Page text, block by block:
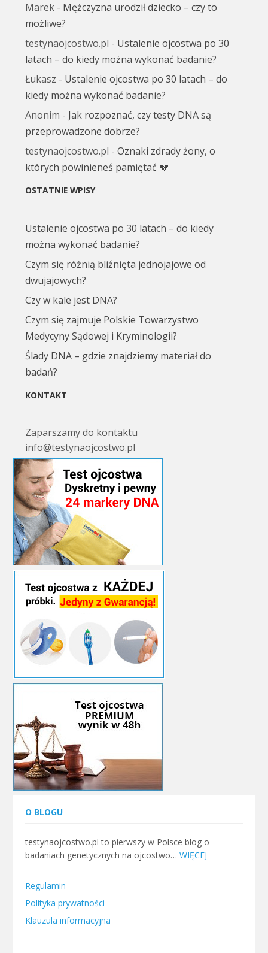
Marek - Mężczyzna urodził dziecko – czy to
możliwe?
testynaojcostwo.pl - Ustalenie ojcostwa po 30
latach – do kiedy można wykonać badanie?
Łukasz - Ustalenie ojcostwa po 30 latach – do
kiedy można wykonać badanie?
Anonim - Jak rozpoznać, czy testy DNA są
przeprowadzone dobrze?
testynaojcostwo.pl -Oznaki zdrady żony, o
których powinieneś pamiętać 💔
OSTATNIE WPISY
Ustalenie ojcostwa po 30 latach – do kiedy
można wykonać badanie?
Czym się różnią bliźnięta jednojajowe od
dwujajowych?
Czy w kale jest DNA?
Czym się zajmuje Polskie Towarzystwo
Medycyny Sądowej i Kryminologii?
Ślady DNA – gdzie znajdziemy materiał do
badań?
KONTAKT
Zaparszamy do kontaktu
info@testynaojcostwo.pl
O BLOGU
testynaojcostwo.pl to pierwszy w Polsce blog o
badaniach genetycznych na ojcostwo…WIĘCEJ
Regulamin
Polityka prywatności
Klauzula informacyjna